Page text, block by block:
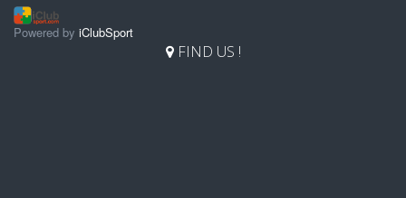
Powered by iClubSport
FIND US !